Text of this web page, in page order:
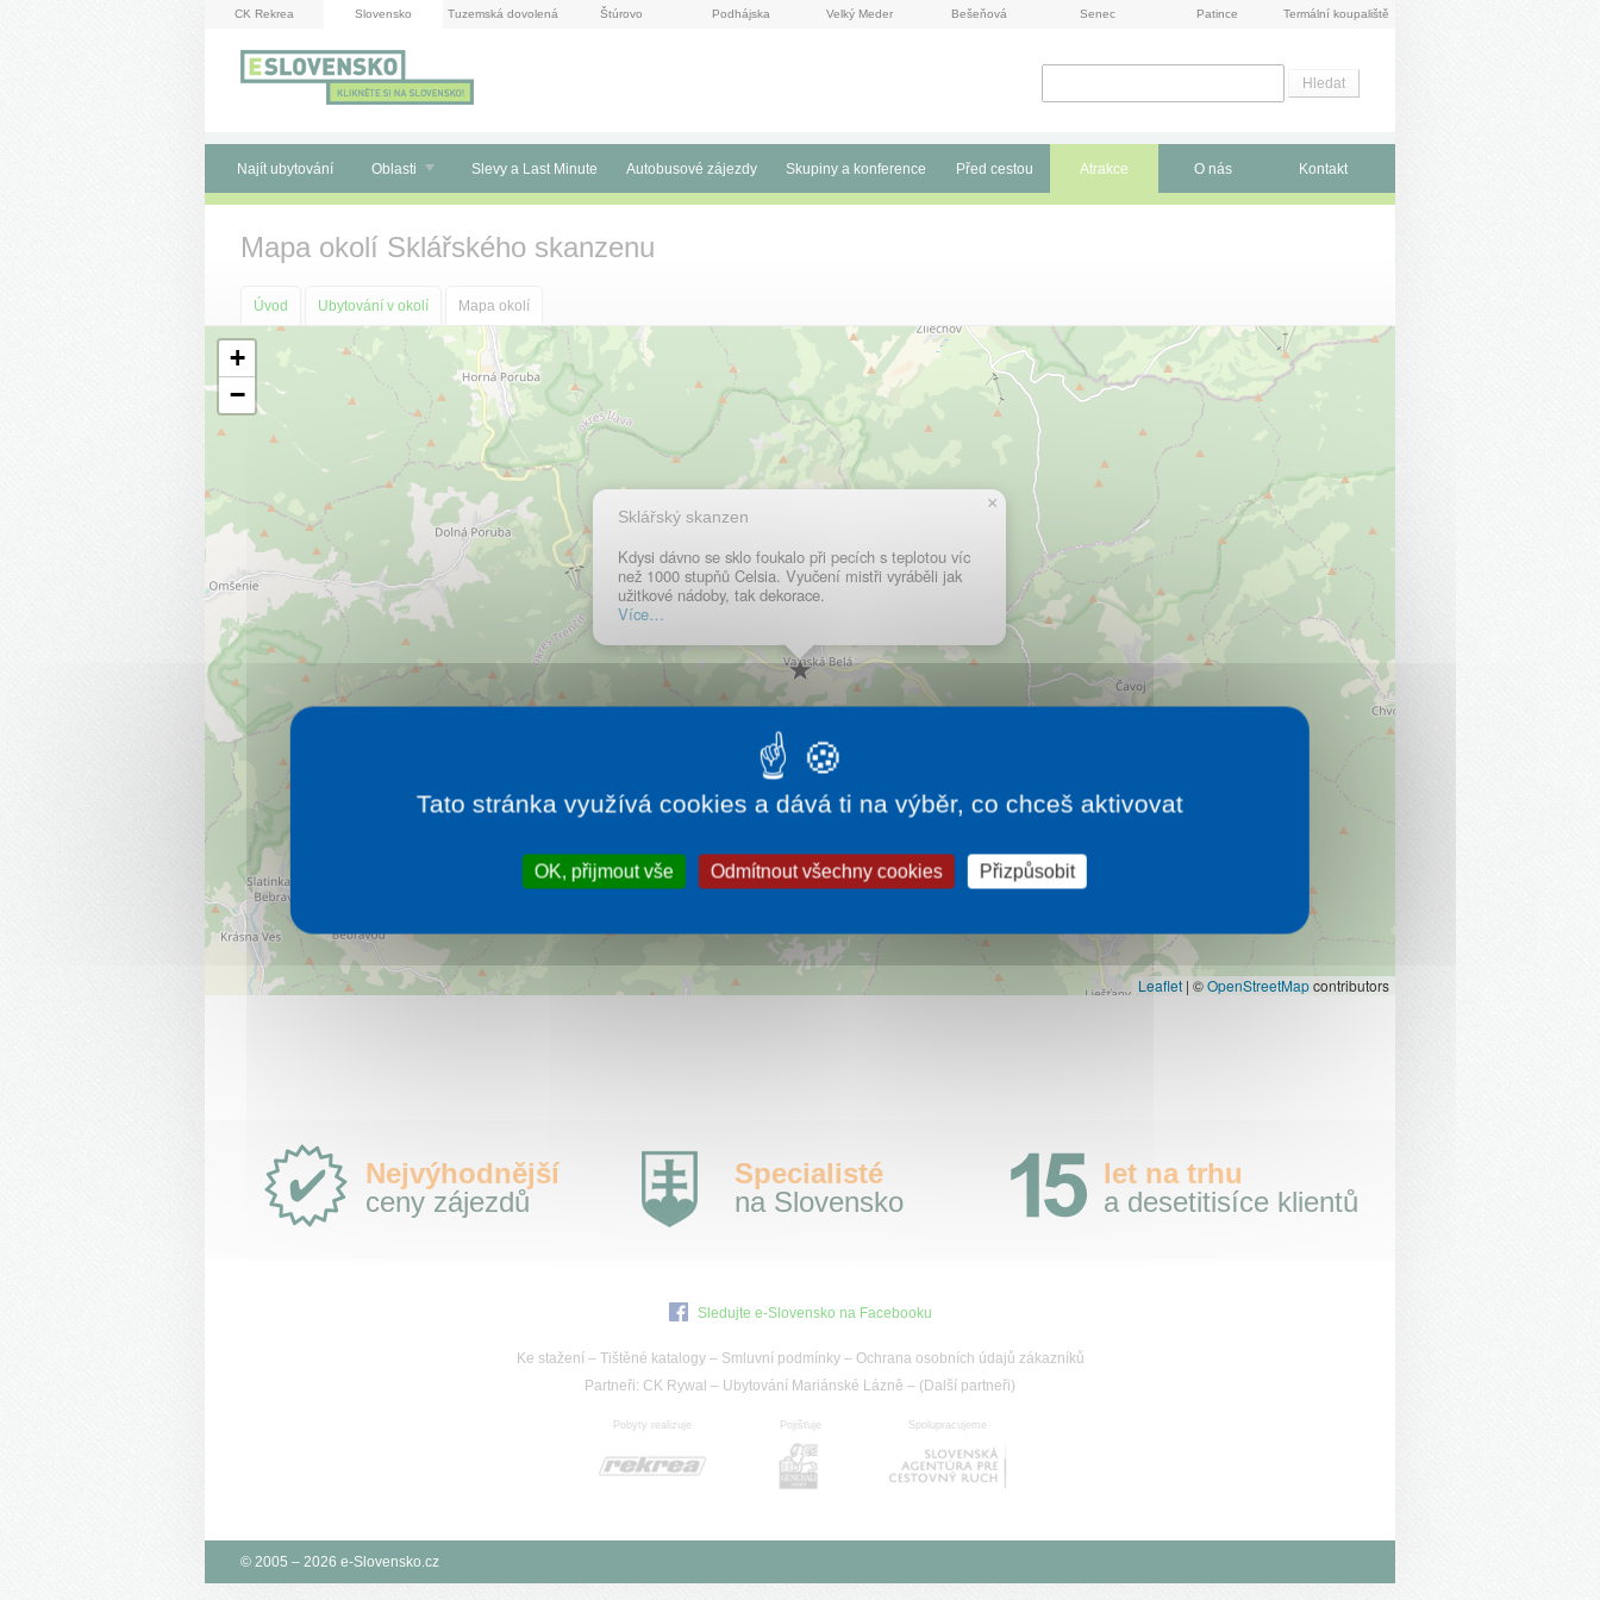
CK Rekrea Slovensko Tuzemská dovolená Štúrovo Podhájska Velký Meder Bešeňová Senec Patince Termální koupaliště
Najít ubytování Oblasti Slevy a Last Minute Autobusové zájezdy Skupiny a konference Před cestou Atrakce O nás Kontakt
Mapa okolí Sklářského skanzenu
Úvod Ubytování v okolí Mapa okolí
Sklářský skanzen
Kdysi dávno se sklo foukalo při pecích s teplotou víc
než 1000 stupňů Celsia. Vyučení mistři vyráběli jak
užitkové nádoby, tak dekorace.
Více…
×
+
−
Leaflet | ©OpenStreetMapcontributors
Proč
e-
Slovensko.cz?
Nejvýhodnější
ceny zájezdů
Specialisté
na Slovensko
let na trhu
a desetitisíce klientů
Sledujte e-Slovensko na Facebooku
Ke stažení– Tištěné katalogy– Smluvní podmínky– Ochrana osobních údajů zákazníků
Partneři: CK Rywal – Ubytování Mariánské Lázně – (Další partneři)
Pobyty realizuje Pojišťuje Spolupracujeme
© 2005 – 2026 e-Slovensko.cz
Tato stránka využívá cookies a dává ti na výběr, co chceš aktivovat
OK, přijmout vše Odmítnout všechny cookies Přizpůsobit